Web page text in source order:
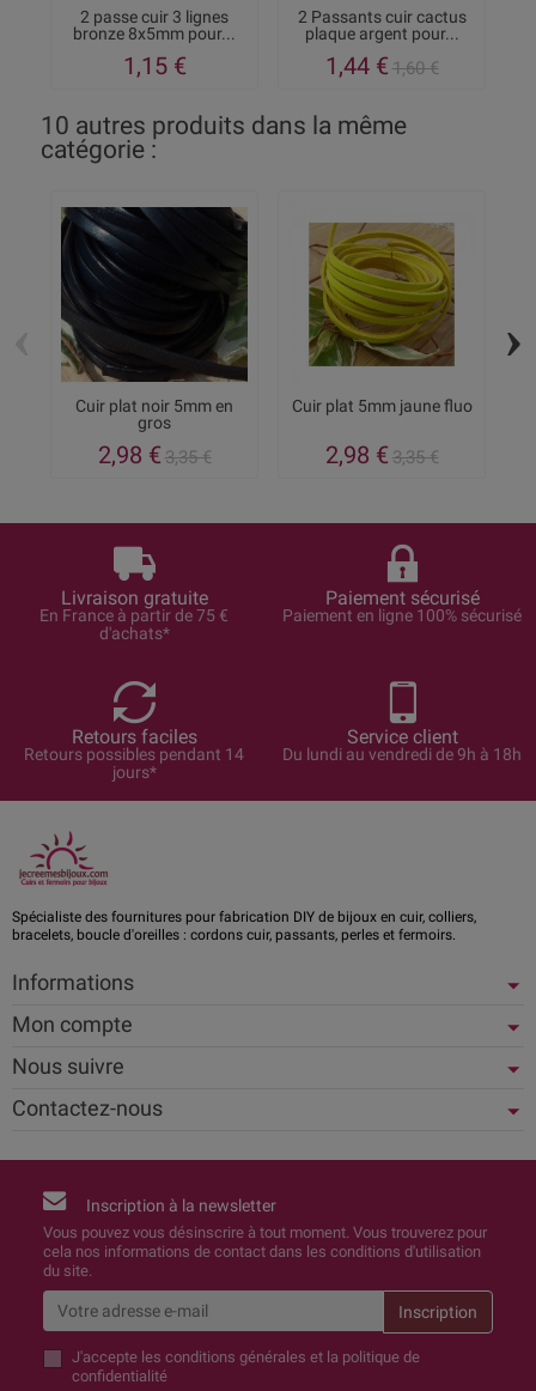
2 passe cuir 3 lignes
bronze 8x5mm pour...
1,15 €
2 Passants cuir cactus
plaque argent pour...
1,44 €1,60 €
10 autres produits dans la même
catégorie :
Cuir plat noir 5mm en
gros
2,98 €3,35 €
Cuir plat 5mm jaune fluo
2,98 €3,35 €
›
Livraison gratuite
En France à partir de 75 €
d'achats*
Paiement sécurisé
Paiement en ligne 100% sécurisé
Retours faciles
Retours possibles pendant 14
jours*
Service client
Du lundi au vendredi de 9h à 18h
Spécialiste des fournitures pour fabrication DIY de bijoux en cuir, colliers,
bracelets, boucle d'oreilles : cordons cuir, passants, perles et fermoirs.
Informations
Mon compte
Nous suivre
Contactez-nous
Inscription à la newsletter
Vous pouvez vous désinscrire à tout moment. Vous trouverez pour
cela nos informations de contact dans les conditions d'utilisation
du site.
J'accepte les conditions générales et la politique de
confidentialité